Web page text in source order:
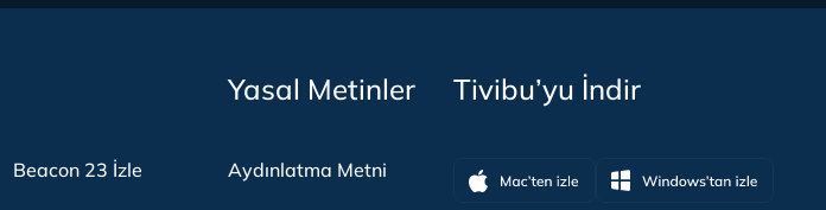
Beacon 23 İzle
Yasal Metinler
Aydınlatma Metni
Tivibu’yu İndir